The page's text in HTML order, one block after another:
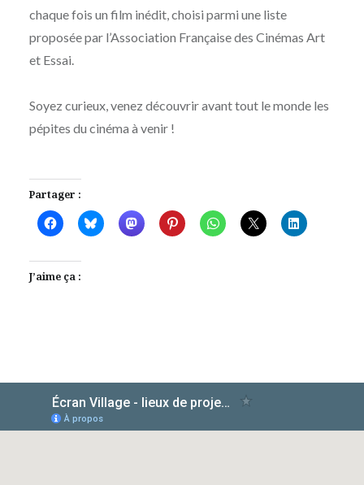
chaque fois un film inédit, choisi parmi une liste
proposée par l’Association Française des Cinémas Art
et Essai.
Soyez curieux, venez découvrir avant tout le monde les
pépites du cinéma à venir !
Partager :
J’aime ça :